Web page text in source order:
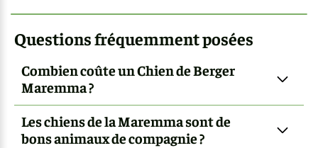
Questions fréquemment posées
Combien coûte un Chien de Berger
Maremma ?
Les chiens de la Maremma sont de
bons animaux de compagnie ?